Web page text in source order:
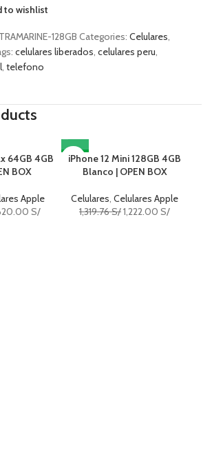
to wishlist
128GB Categories: Celulares
celulares liberados celulares peru
telefono
64GB 4GB
BOX
Apple
S/
-7%
iPhone 12 Mini 128GB 4GB
Blanco | OPEN BOX
Celulares Celulares Apple
1,319.76S/1,222.00 S/